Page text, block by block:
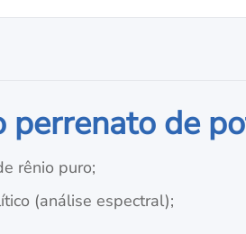
perrenato de
rênio puro;
(análise espectral);